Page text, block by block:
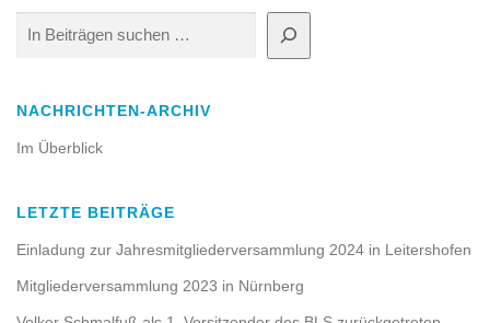
Suchen
NACHRICHTEN-ARCHIV
Im Überblick
LETZTE BEITRÄGE
Einladung zur Jahresmitgliederversammlung 2024 in Leitershofen
Mitgliederversammlung 2023 in Nürnberg